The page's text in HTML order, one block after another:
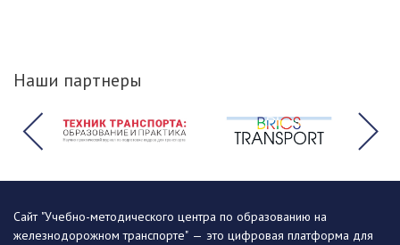
Наши партнеры
Сайт "Учебно-методического центра по образованию на
железнодорожном транспорте" — это цифровая платформа для